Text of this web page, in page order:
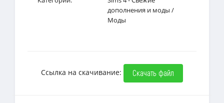
дополнения и моды /
Моды
Ссылка на скачивание: Скачать файл